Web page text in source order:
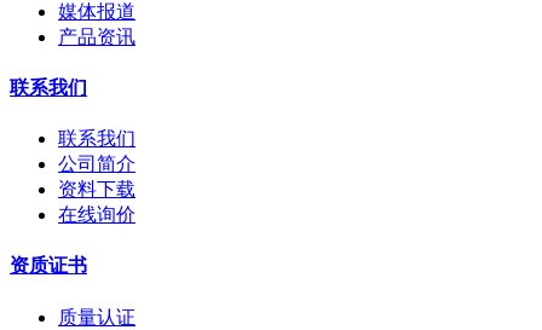
媒体报道
产品资讯
联系我们
联系我们
公司简介
资料下载
在线询价
资质证书
质量认证